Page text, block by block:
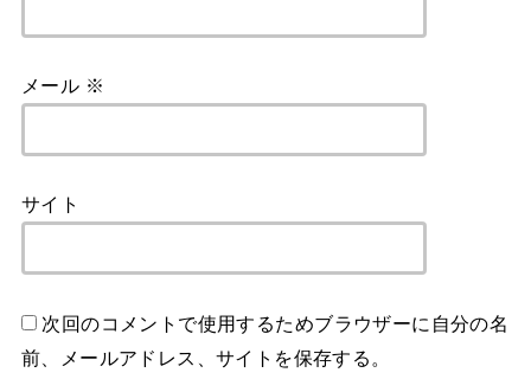
メール ※
サイト
次回のコメントで使用するためブラウザーに自分の名
前、メールアドレス、サイトを保存する。